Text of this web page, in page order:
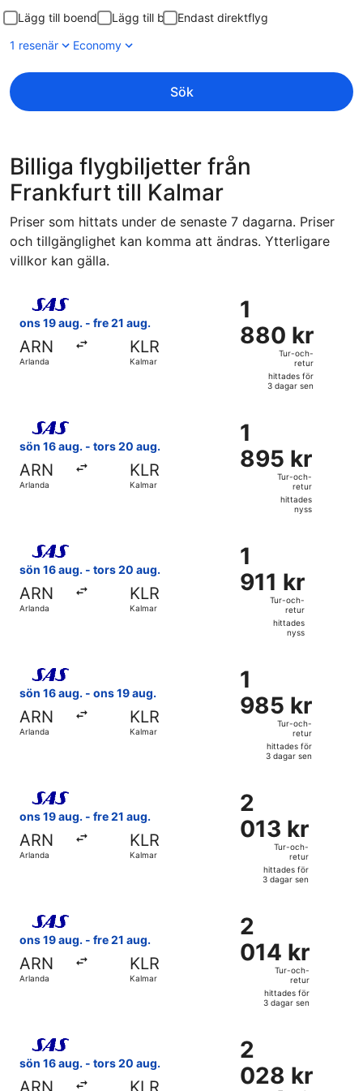
Lägg till boende Lägg till bil
Endast direktflyg
1 resenär
Economy
Sök
Billiga flygbiljetter från
Frankfurt till Kalmar
Priser som hittats under de senaste 7 dagarna. Priser
och tillgänglighet kan komma att ändras. Ytterligare
villkor kan gälla.
ons 19 aug. - fre 21 aug.
ARN
Arlanda
KLR
Kalmar
1
880 kr
Tur-
retur,
hittades
dagar
sen
1
880 kr
Tur-och-
retur
hittades för
3 dagar sen
Välj flyg med Scandinavian Airlines, med avresa ons
sön 16 aug. - tors 20 aug.
ARN
Arlanda
KLR
Kalmar
1
895 kr
Tur-
1
895 kr
Tur-och-
retur
hittades
nyss
Välj flyg med Scandinavian Airlines, med avresa sön
sön 16 aug. - tors 20 aug.
ARN
Arlanda
KLR
Kalmar
1
911 kr
Tur-
hittades
1
911 kr
Tur-och-
retur
hittades
nyss
Välj flyg med Scandinavian Airlines, med avresa sön 16
sön 16 aug. - ons 19 aug.
ARN
Arlanda
KLR
Kalmar
1
985 kr
Tur-
retur,
hittades
dagar
sen
1
985 kr
Tur-och-
retur
hittades för
3 dagar sen
Välj flyg med Scandinavian Airlines, med avresa sön
ons 19 aug. - fre 21 aug.
ARN
Arlanda
KLR
Kalmar
2
013 kr
Tur-
retur,
hittades
dagar
sen
2
013 kr
Tur-och-
retur
hittades för
3 dagar sen
Välj flyg med Scandinavian Airlines, med avresa ons
ons 19 aug. - fre 21 aug.
ARN
Arlanda
KLR
Kalmar
2
014 kr
Tur-
retur,
hittades
dagar
sen
2
014 kr
Tur-och-
retur
hittades för
3 dagar sen
Välj flyg med Scandinavian Airlines, med avresa ons
sön 16 aug. - tors 20 aug.
ARN KLR
2
028 kr
Tur-
2
028 kr
Välj flyg med Scandinavian Airlines, med avresa sön